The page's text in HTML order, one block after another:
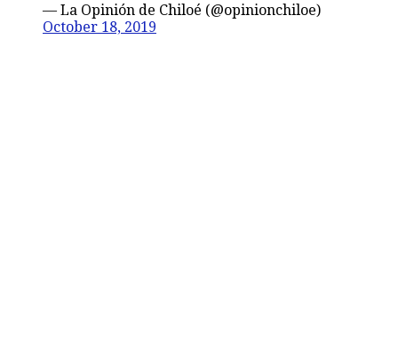
— La Opinión de Chiloé (@opinionchiloe)
October 18, 2019